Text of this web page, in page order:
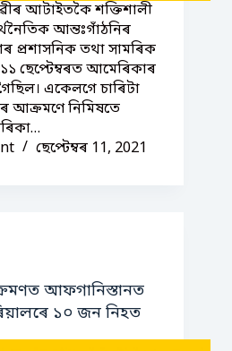
আটাইতকৈ শক্তিশালী
আন্তঃগাঁঠনিৰ
প্ৰশাসনিক তথা সামৰিক
ছেপ্টেম্বৰত আমেৰিকাৰ
একেলগে চাৰিটা
আক্ৰমণে নিমিষতে
ছেপ্টেম্বৰ 11, 2021
আফগানিস্তানত
১০ জন নিহত